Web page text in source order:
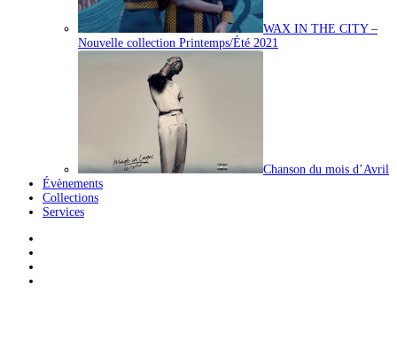
WAX IN THE CITY –
Nouvelle collection Printemps/Été 2021
Chanson du mois d’Avril
Évènements
Collections
Services